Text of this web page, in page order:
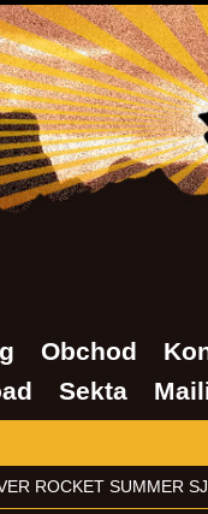
Obchod
Sekta
ROCKET SUMMER